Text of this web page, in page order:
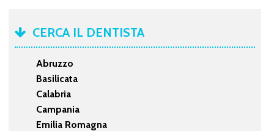
CERCA IL DENTISTA
Abruzzo
Basilicata
Calabria
Campania
Emilia Romagna